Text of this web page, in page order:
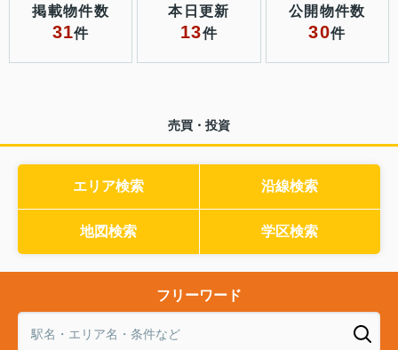
掲載物件数
31件
本日更新
13件
公開物件数
30件
売買・投資
エリア検索 沿線検索
地図検索 学区検索
フリーワード